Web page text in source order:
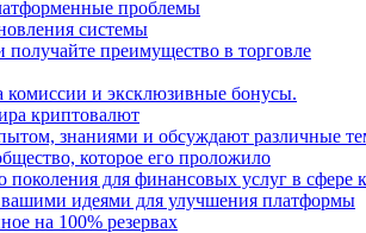
проблемы
системы
преимущество в торговле
комиссии и эксклюзивные бонусы.
криптовалют
знаниями и обсуждают различные
которое его проложило
поколения для финансовых услуг в сфере
вашими идеями для улучшения платформы
на 100% резервах